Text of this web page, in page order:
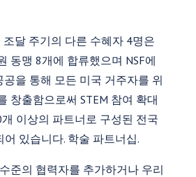
조달 주기의 다른 수혜자 4명은
동맹 8개에 합류했으며 NSF에
공을 통해 모든 미국 거주자를 위
창출함으로써 STEM 참여 확대
이상의 파트너로 구성된 전국
있습니다. 학술 파트너십.
준의 협력자를 추가하거나 우리